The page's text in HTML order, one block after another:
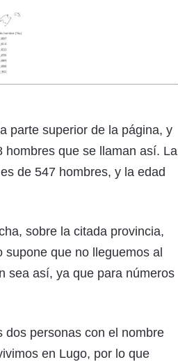
parte superior de la página, y
hombres que se llaman así. La
de 547 hombres, y la edad
sobre la citada provincia,
que no lleguemos al
sea así, ya que para números
dos personas con el nombre
en Lugo, por lo que